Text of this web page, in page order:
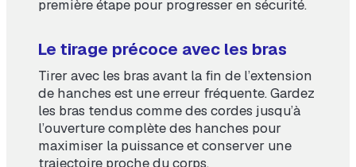
première étape pour progresser en sécurité.
Le tirage précoce avec les bras
Tirer avec les bras avant la fin de l’extension
de hanches est une erreur fréquente. Gardez
les bras tendus comme des cordes jusqu’à
l’ouverture complète des hanches pour
maximiser la puissance et conserver une
trajectoire proche du corps.